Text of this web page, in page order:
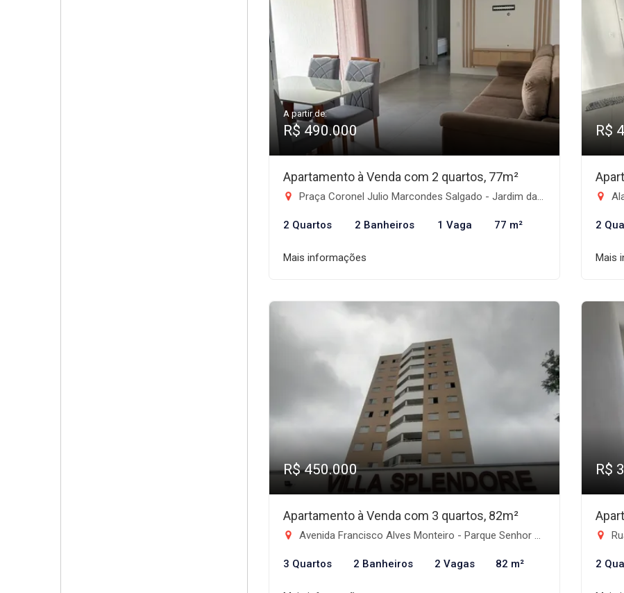
A partir de:
R$ 490.000
Apartamento à Venda com 2 quartos, 77m²
Praça Coronel Julio Marcondes Salgado - Jardim das Nações, Taubaté-SP
2 Quartos 2 Banheiros 1 Vaga 77 m²
Mais informações
R$
2
Mais
R$ 450.000
Apartamento à Venda com 3 quartos, 82m²
Avenida Francisco Alves Monteiro - Parque Senhor do Bonfim, Taubaté-SP
3 Quartos 2 Banheiros 2 Vagas 82 m²
R$
2